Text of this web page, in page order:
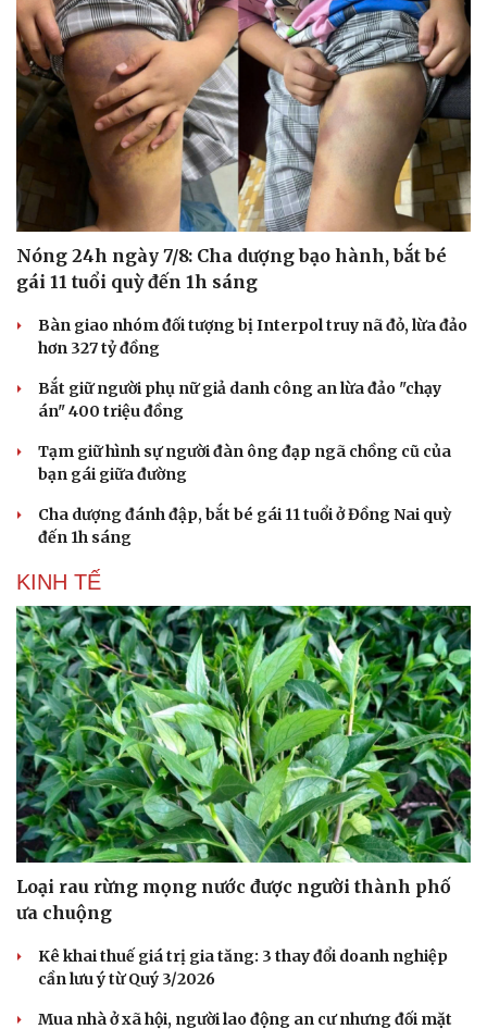
Du lịch
Tư vấn
Săn Tour
check-in
Podcast
Câu chuyện thời sự
Đọc truyện đêm khuya
Cửa sổ tình yêu
Kể chuyện cho bé
Hạt giống tâm hồn
Nóng 24h ngày 7/8: Cha dượng bạo hành, bắt bé
gái 11 tuổi quỳ đến 1h sáng
Bàn giao nhóm đối tượng bị Interpol truy nã đỏ, lừa đảo
hơn 327 tỷ đồng
Bắt giữ người phụ nữ giả danh công an lừa đảo "chạy
án" 400 triệu đồng
Tạm giữ hình sự người đàn ông đạp ngã chồng cũ của
bạn gái giữa đường
Cha dượng đánh đập, bắt bé gái 11 tuổi ở Đồng Nai quỳ
đến 1h sáng
KINH TẾ
Loại rau rừng mọng nước được người thành phố
ưa chuộng
Kê khai thuế giá trị gia tăng: 3 thay đổi doanh nghiệp
cần lưu ý từ Quý 3/2026
Mua nhà ở xã hội, người lao động an cư nhưng đối mặt